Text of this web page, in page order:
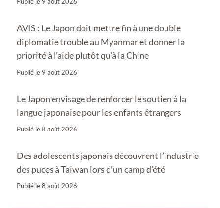
AVIS : Le Japon doit mettre fin à une double
diplomatie trouble au Myanmar et donner la
priorité à l’aide plutôt qu’à la Chine
Publié le 9 août 2026
Le Japon envisage de renforcer le soutien à la
langue japonaise pour les enfants étrangers
Publié le8 août 2026
Des adolescents japonais découvrent l’industrie
des puces à Taiwan lors d’un camp d’été
Publié le8 août 2026